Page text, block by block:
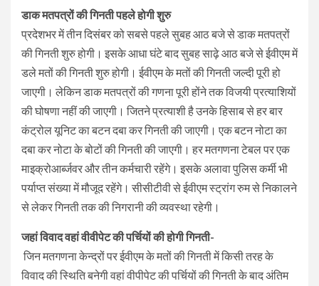
डाक मतपत्रों की गिनती पहले होगी शुरु
प्रदेशभर में तीन दिसंबर को सबसे पहले सुबह आठ बजे से डाक मतपत्रों
की गिनती शुरु होगी। इसके आधा घंटे बाद सुबह साढ़े आठ बजे से ईवीएम में
डले मतों की गिनती शुरु होगी। ईवीएम के मतों की गिनती जल्दी पूरी हो
जाएगी। लेकिन डाक मतपत्रों की गणना पूरी होंने तक विजयी प्रत्याशियों
की घोषणा नहीं की जाएगी। जितने प्रत्याशी है उनके हिसाब से हर बार
कंट्रोल यूनिट का बटन दबा कर गिनती की जाएगी। एक बटन नोटा का
दबा कर नोटा के बोटों की गिनती की जाएगी। हर मतगणना टेबल पर एक
माइक्रोआर्ब्जवर और तीन कर्मचारी रहेंगे। इसके अलावा पुलिस कर्मी भी
पर्याप्त संख्या में मौजूद रहेंगे। सीसीटीवी से ईवीएम स्ट्रांग रुम से निकालने
से लेकर गिनती तक की निगरानी की व्यवस्था रहेगी।
जहां विवाद वहां वीवीपेट की पर्चियों की होगी गिनती-
जिन मतगणना केन्द्रों पर ईवीएम के मतों की गिनती में किसी तरह के
विवाद की स्थिति बनेगी वहां वीपीपेट की पर्चियों की गिनती के बाद अंतिम